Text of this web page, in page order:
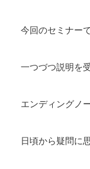
今回のセミナー
一つづつ説明を
エンディングノ
日頃から疑問に